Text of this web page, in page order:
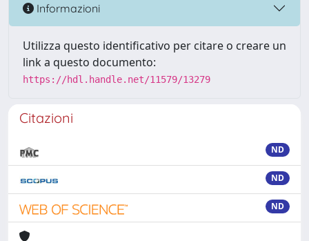
Informazioni
Utilizza questo identificativo per citare o creare un
link a questo documento:
https://hdl.handle.net/11579/13279
Citazioni
ND
ND
ND